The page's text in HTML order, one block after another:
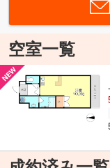
空室一覧
-